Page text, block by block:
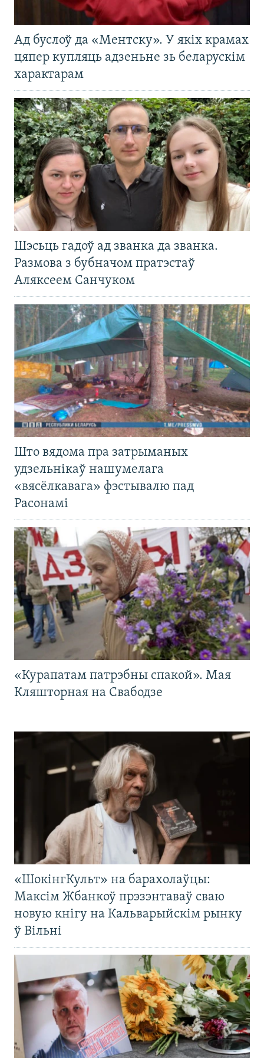
Ад буслоў да «Ментску». У якіх крамах
цяпер купляць адзеньне зь беларускім
характарам
Шэсьць гадоў ад званка да званка.
Размова з бубначом пратэстаў
Аляксеем Санчуком
Што вядома пра затрыманых
удзельнікаў нашумелага
«вясёлкавага» фэстывалю пад
Расонамі
«Курапатам патрэбны спакой». Мая
Кляшторная на Свабодзе
«ШокінгКульт» на барахолаўцы:
Максім Жбанкоў прэзэнтаваў сваю
новую кнігу на Кальварыйскім рынку
ў Вільні